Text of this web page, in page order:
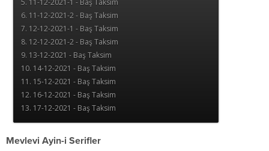
Mevlevi Ayin-i Serifler